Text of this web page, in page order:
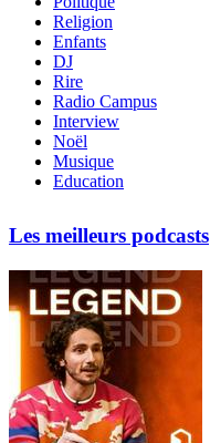
Religion
Enfants
DJ
Rire
Radio Campus
Interview
Noël
Musique
Education
Les meilleurs podcasts